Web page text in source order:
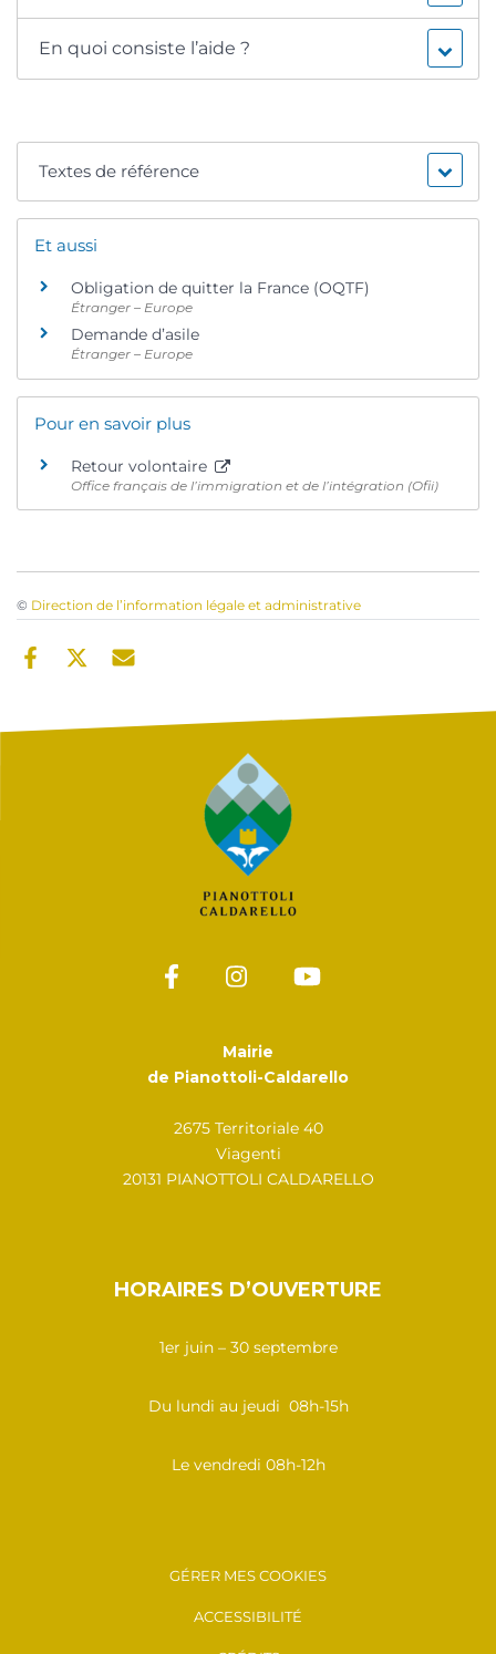
En quoi consiste l’aide ?
Textes de référence
Et aussi
Obligation de quitter la France (OQTF)
Étranger – Europe
Demande d’asile
Étranger – Europe
Pour en savoir plus
Retour volontaire
Office français de l’immigration et de l’intégration (Ofii)
© Direction de l’information légale et administrative
Mairie
de Pianottoli-Caldarello
2675 Territoriale 40
Viagenti
20131 PIANOTTOLI CALDARELLO
HORAIRES D’OUVERTURE
1er juin – 30 septembre
Du lundi au jeudi 08h-15h
Le vendredi 08h-12h
GÉRER MES COOKIES
ACCESSIBILITÉ